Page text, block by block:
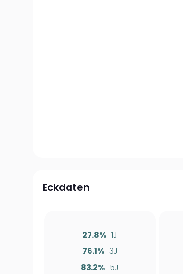
Eckdaten
27.8% 1J
76.1% 3J
83.2% 5J